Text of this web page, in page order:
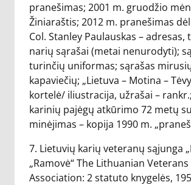
pranešimas; 2001 m. gruodžio
Žiniaraštis; 2012 m. pranešimas
Col. Stanley Paulauskas – adresas,
narių sąrašai (metai nenurodyti);
turinčių uniformas; sąrašas
kapaviečių; „Lietuva – Motina –
kortelė/ iliustracija, užrašai –
karinių pajėgų atkūrimo 72 metų
minėjimas – kopija 1990 m.
7. Lietuvių karių veteranų sąjunga
„Ramovė“ The Lithuanian Veterans
Association: 2 statuto knygelės,